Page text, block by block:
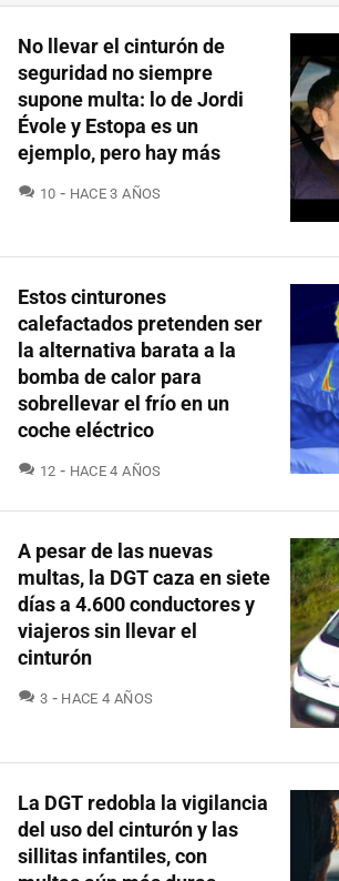
No llevar el cinturón de
seguridad no siempre
supone multa: lo de Jordi
Évole y Estopa es un
ejemplo, pero hay más
10 COMENTARIOS
HACE 3 AÑOS
Estos cinturones
calefactados pretenden ser
la alternativa barata a la
bomba de calor para
sobrellevar el frío en un
coche eléctrico
12 COMENTARIOS
HACE 4 AÑOS
A pesar de las nuevas
multas, la DGT caza en siete
días a 4.600 conductores y
viajeros sin llevar el
cinturón
3 COMENTARIOS
HACE 4 AÑOS
La DGT redobla la vigilancia
del uso del cinturón y las
sillitas infantiles, con